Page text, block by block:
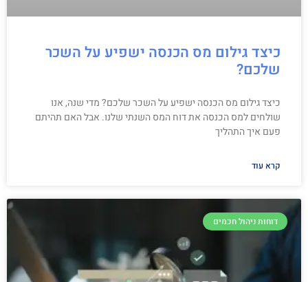
כיצד גילום מס הכנסה ישפיע על השכר
שלכם?
כיצד גילום מס הכנסה ישפיע על השכר שלכם? מדי שנה, אנו
שולחים למס הכנסה את דוח המס השנתי שלנו. אבל האם תהיתם
פעם איך התהליך
קרא עוד
דוחות ניהול חכמים